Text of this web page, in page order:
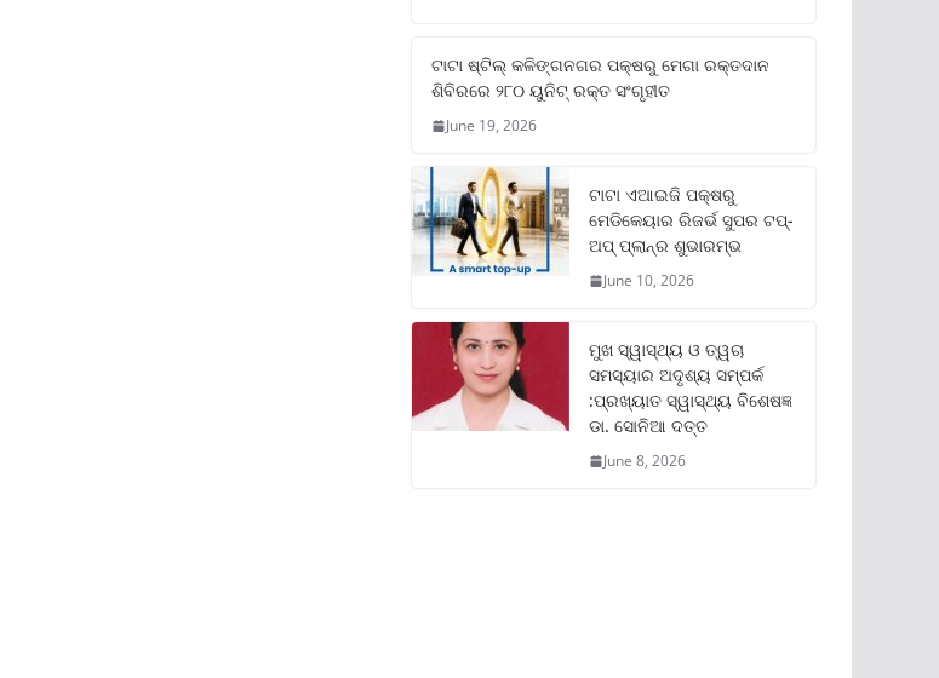
ଟାଟା ଷ୍ଟିଲ୍‌ କଳିଙ୍ଗନଗର ପକ୍ଷରୁ ମେଗା ରକ୍ତଦାନ
ଶିବିରରେ ୨୮୦ ୟୁନିଟ୍‌ ରକ୍ତ ସଂଗୃହୀତ
June 19, 2026
ଟାଟା ଏଆଇଜି ପକ୍ଷରୁ
ମେଡିକେୟାର ରିଜର୍ଭ ସୁପର ଟପ୍‌-
ଅପ୍ ପ୍ଲାନ୍‌ର ଶୁଭାରମ୍ଭ
June 10, 2026
ମୁଖ ସ୍ୱାସ୍ଥ୍ୟ ଓ ତ୍ୱଚା
ସମସ୍ୟାର ଅଦୃଶ୍ୟ ସମ୍ପର୍କ
:ପ୍ରଖ୍ୟାତ ସ୍ୱାସ୍ଥ୍ୟ ବିଶେଷଜ୍ଞ
ଡା. ସୋନିଆ ଦତ୍ତ
June 8, 2026